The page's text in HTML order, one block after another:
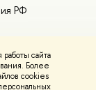
сайта
Более
cookies
РФ